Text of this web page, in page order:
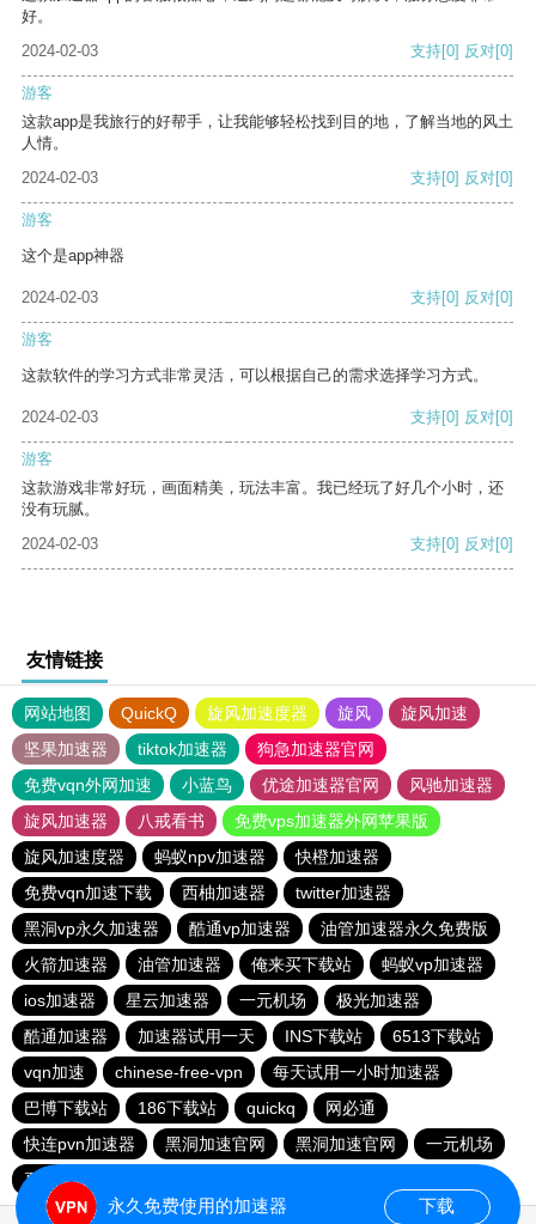
好。
2024-02-03
支持[0] 反对[0]
游客
这款app是我旅行的好帮手，让我能够轻松找到目的地，了解当地的风土
人情。
2024-02-03
支持[0] 反对[0]
游客
这个是app神器
2024-02-03 支持[0] 反对[0]
游客
这款软件的学习方式非常灵活，可以根据自己的需求选择学习方式。
2024-02-03 支持[0] 反对[0]
游客
这款游戏非常好玩，画面精美，玩法丰富。我已经玩了好几个小时，还
没有玩腻。
2024-02-03
支持[0] 反对[0]
友情链接
网站地图 QuickQ 旋风加速度器 旋风
旋风加速
坚果加速器
tiktok加速器
狗急加速器官网
免费vqn外网加速
小蓝鸟 优途加速器官网
风驰加速器
旋风加速器
八戒看书
免费vps加速器外网苹果版
旋风加速度器
蚂蚁npv加速器
快橙加速器
免费vqn加速下载
西柚加速器
twitter加速器
黑洞vp永久加速器
酷通vp加速器
油管加速器永久免费版
火箭加速器
油管加速器 俺来买下载站
蚂蚁vp加速器
ios加速器
星云加速器 一元机场
极光加速器
酷通加速器
加速器试用一天 INS下载站
6513下载站
vqn加速
chinese-free-vpn
每天试用一小时加速器
巴博下载站
186下载站 quickq
网必通
快连pvn加速器
黑洞加速官网 黑洞加速官网
一元机场
夏时加速器
永久免费使用的加速器 下载